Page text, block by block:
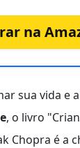
na
sua vida e
, o livro
Chopra é a